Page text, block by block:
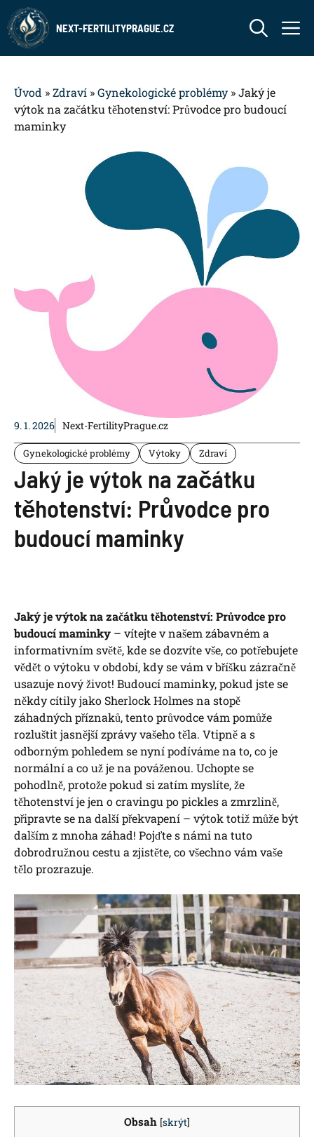
Přeskočit
na
obsah
NEXT-FERTILITYPRAGUE.CZ
Úvod »Zdraví »Gynekologické problémy »Jaký je
výtok na začátku těhotenství: Průvodce pro budoucí
maminky
9. 1. 2026 Next-FertilityPrague.cz
Gynekologické problémy Výtoky Zdraví
Jaký je výtok na začátku
těhotenství: Průvodce pro
budoucí maminky
Jaký je výtok na začátku těhotenství: Průvodce pro
budoucí maminky – vítejte v našem zábavném a
informativním světě, kde se dozvíte vše, co potřebujete
vědět o výtoku v období, kdy se vám v bříšku zázračně
usazuje nový život! Budoucí maminky, pokud jste se
někdy cítily jako Sherlock Holmes na stopě
záhadných příznaků, tento průvodce vám pomůže
rozluštit jasnější zprávy vašeho těla. Vtipně a s
odborným pohledem se nyní podíváme na to, co je
normální a co už je na pováženou. Uchopte se
pohodlně, protože pokud si zatím myslíte, že
těhotenství je jen o cravingu po pickles a zmrzlině,
připravte se na další překvapení – výtok totiž může být
dalším z mnoha záhad! Pojďte s námi na tuto
dobrodružnou cestu a zjistěte, co všechno vám vaše
tělo prozrazuje.
Obsah [skrýt]